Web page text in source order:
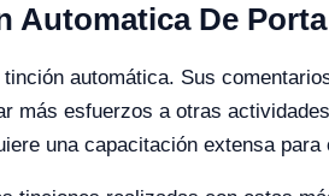
Automatica De
automática. Sus
más esfuerzos a otras
una capacitación extensa para